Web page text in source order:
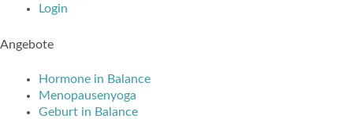
Login
Angebote
Hormone in Balance
Menopausenyoga
Geburt in Balance